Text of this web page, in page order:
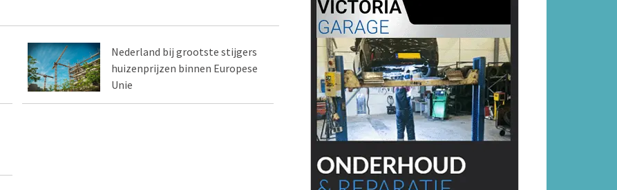
Nederland bij grootste stijgers
huizenprijzen binnen Europese
Unie